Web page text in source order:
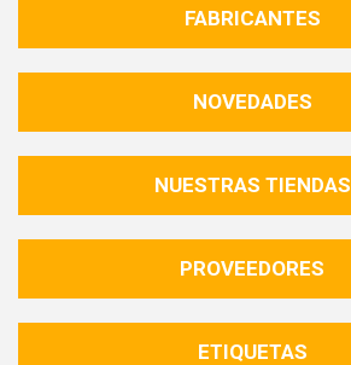
FABRICANTES
NOVEDADES
NUESTRAS TIENDAS
PROVEEDORES
ETIQUETAS